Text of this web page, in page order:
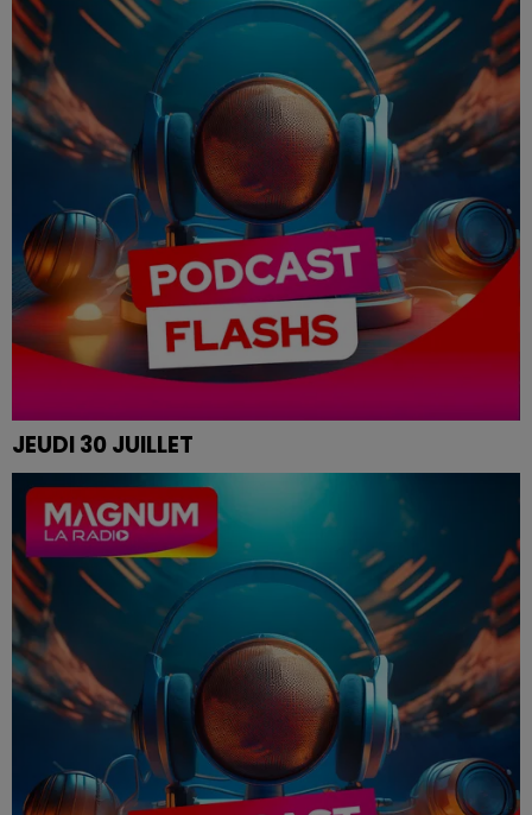
JEUDI 30 JUILLET
Les infos de ce jeudi matin.